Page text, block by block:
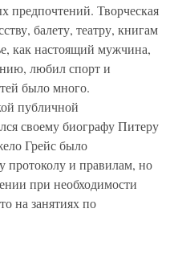
предпочтений. Творческая
балету, театру, книгам
как настоящий мужчина,
любил спорт и
было много.
публичной
своему биографу Питеру
Грейс было
протоколу и правилам, но
при необходимости
на занятиях по